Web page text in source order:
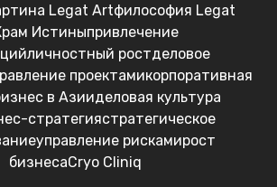
Legat Artфилософия Legat
Истиныпривлечение
личностный ростделовое
проектамикорпоративная
в Азииделовая культура
стратегиястратегическое
управление рискамирост
бизнесаCryo Cliniq